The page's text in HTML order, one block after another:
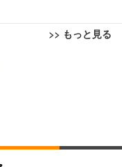
>> もっと見る
】GMKtec NucBox K
R7 8845HS搭載 【R
上位】Radeon 780M | 1
DDR5+1TB SSD |Oculi
5.1GHz | Win11 Pro | 8
に最適】GMKtec ミニ
証1年】【850W GOL
スクトップパソコン
5700X メモリ32GB NV
CX200M ブラック
証1年】【850W GOL
C 20W USB PD対応
証品 GaN採用 折りたた
15 等対応】 E
【22.5W/20